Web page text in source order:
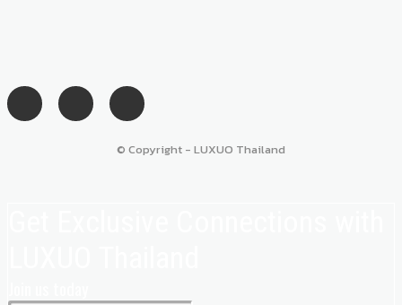
© Copyright - LUXUO Thailand